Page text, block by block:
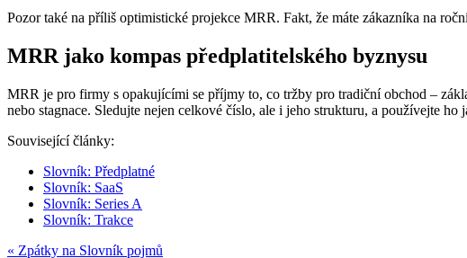
Pozor také na příliš optimistické projekce MRR. Fakt, že máte zákazníka na
MRR jako kompas předplatitelského byznysu
MRR je pro firmy s opakujícími se příjmy to, co tržby pro tradiční obchod –
nebo stagnace. Sledujte nejen celkové číslo, ale i jeho strukturu, a používejte
Související články:
Slovník: Předplatné
Slovník: SaaS
Slovník: Series A
Slovník: Trakce
« Zpátky na Slovník pojmů